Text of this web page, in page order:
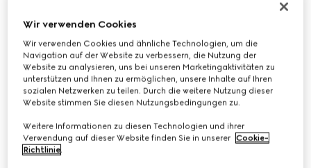
Wir verwenden Cookies
Wir verwenden Cookies und ähnliche Technologien, um die
Navigation auf der Website zu verbessern, die Nutzung der
Website zu analysieren, uns bei unseren Marketingaktivitäten zu
unterstützen und Ihnen zu ermöglichen, unsere Inhalte auf Ihren
sozialen Netzwerken zu teilen. Durch die weitere Nutzung dieser
Website stimmen Sie diesen Nutzungsbedingungen zu.
Weitere Informationen zu diesen Technologien und ihrer
Verwendung auf dieser Website finden Sie in unserer Cookie-
Richtlinie.